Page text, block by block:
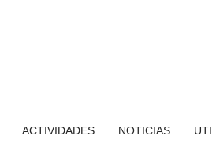
ACTIVIDADES NOTICIAS